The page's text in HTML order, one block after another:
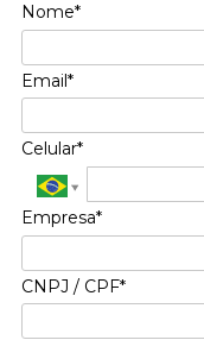
Nome*
Email*
Celular*
Empresa*
CNPJ / CPF*